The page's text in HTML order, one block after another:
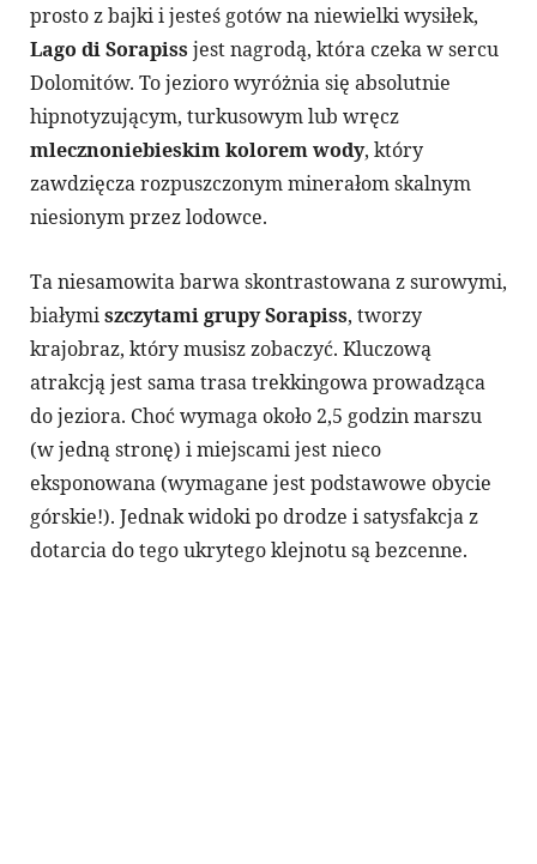
prosto z bajki i jesteś gotów na niewielki wysiłek,
Lago di Sorapiss jest nagrodą, która czeka w sercu
Dolomitów. To jezioro wyróżnia się absolutnie
hipnotyzującym, turkusowym lub wręcz
mlecznoniebieskim kolorem wody, który
zawdzięcza rozpuszczonym minerałom skalnym
niesionym przez lodowce.
Ta niesamowita barwa skontrastowana z surowymi,
białymiszczytami grupy Sorapiss, tworzy
krajobraz, który musisz zobaczyć. Kluczową
atrakcją jest sama trasa trekkingowa prowadząca
do jeziora. Choć wymaga około 2,5 godzin marszu
(w jedną stronę) i miejscami jest nieco
eksponowana (wymagane jest podstawowe obycie
górskie!). Jednak widoki po drodze i satysfakcja z
dotarcia do tego ukrytego klejnotu są bezcenne.